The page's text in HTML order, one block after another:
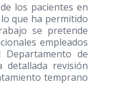
los pacientes en
que ha permitido
se pretende
empleados
de
detallada revisión
temprano